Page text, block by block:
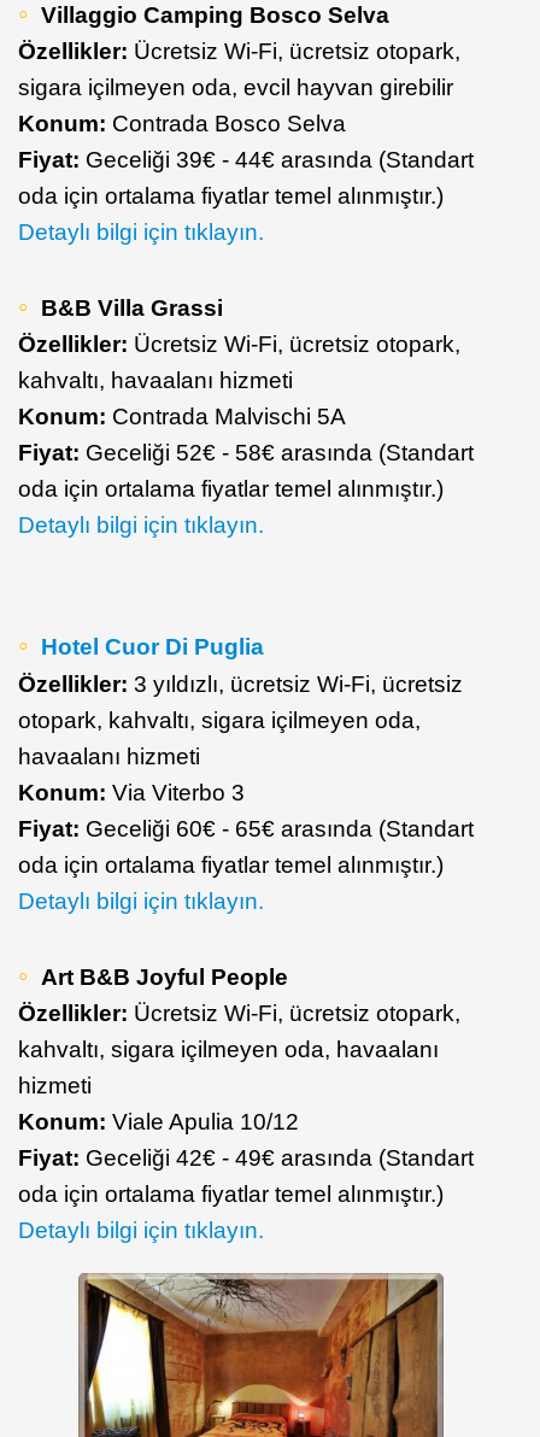
Villaggio Camping Bosco Selva
Özellikler: Ücretsiz Wi-Fi, ücretsiz otopark,
sigara içilmeyen oda, evcil hayvan girebilir
Konum: Contrada Bosco Selva
Fiyat: Geceliği 39€ - 44€ arasında (Standart
oda için ortalama fiyatlar temel alınmıştır.)
Detaylı bilgi için tıklayın.
B&B Villa Grassi
Özellikler: Ücretsiz Wi-Fi, ücretsiz otopark,
kahvaltı, havaalanı hizmeti
Konum: Contrada Malvischi 5A
Fiyat: Geceliği 52€ - 58€ arasında (Standart
oda için ortalama fiyatlar temel alınmıştır.)
Detaylı bilgi için tıklayın.
Hotel Cuor Di Puglia
Özellikler: 3 yıldızlı, ücretsiz Wi-Fi, ücretsiz
otopark, kahvaltı, sigara içilmeyen oda,
havaalanı hizmeti
Konum: Via Viterbo 3
Fiyat: Geceliği 60€ - 65€ arasında (Standart
oda için ortalama fiyatlar temel alınmıştır.)
Detaylı bilgi için tıklayın.
Art B&B Joyful People
Özellikler: Ücretsiz Wi-Fi, ücretsiz otopark,
kahvaltı, sigara içilmeyen oda, havaalanı
hizmeti
Konum: Viale Apulia 10/12
Fiyat: Geceliği 42€ - 49€ arasında (Standart
oda için ortalama fiyatlar temel alınmıştır.)
Detaylı bilgi için tıklayın.